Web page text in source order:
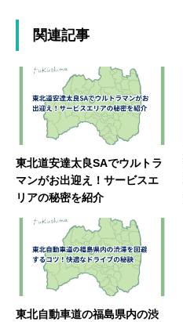
関連記事
東北道安達太良SAでウルトラ
マンがお出迎え！サービスエ
リアの秘密を紹介
東北自動車道の福島県内の渋